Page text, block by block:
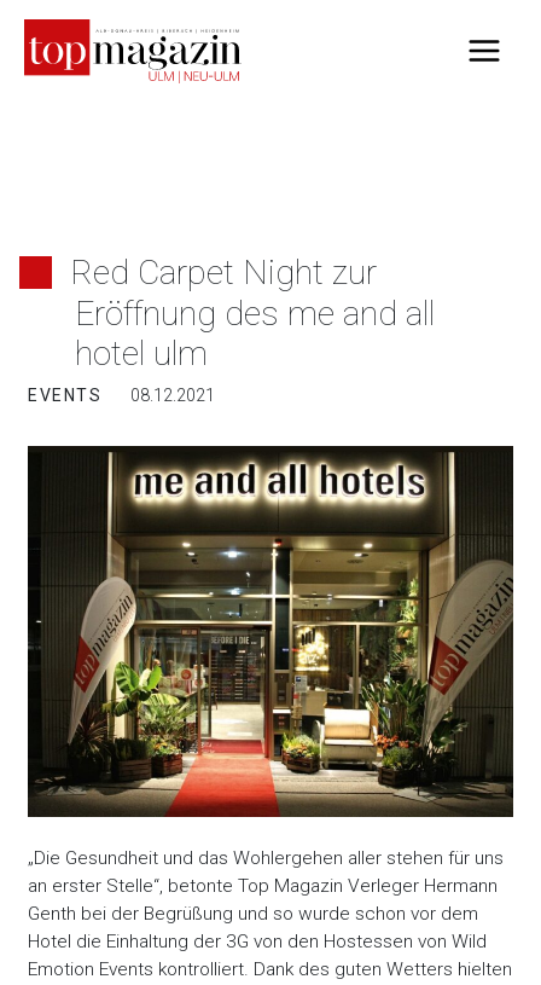
Inhalt
springen
Red Carpet Night zur
Eröffnung des me and all
hotel ulm
EVENTS 08.12.2021
„Die Gesundheit und das Wohlergehen aller stehen für uns
an erster Stelle“, betonte Top Magazin Verleger Hermann
Genth bei der Begrüßung und so wurde schon vor dem
Hotel die Einhaltung der 3G von den Hostessen von Wild
Emotion Events kontrolliert. Dank des guten Wetters hielten